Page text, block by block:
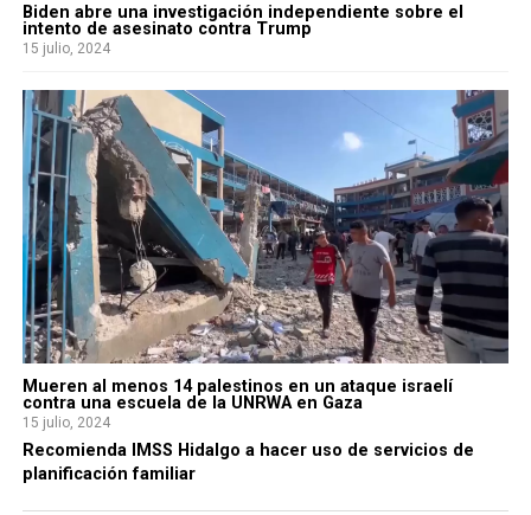
Biden abre una investigación independiente sobre el
intento de asesinato contra Trump
15 julio, 2024
Mueren al menos 14 palestinos en un ataque israelí
contra una escuela de la UNRWA en Gaza
15 julio, 2024
Recomienda IMSS Hidalgo a hacer uso de servicios de
planificación familiar